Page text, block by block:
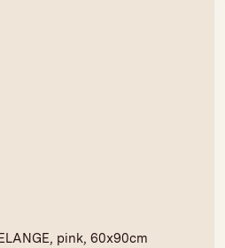
pink, 60x90cm